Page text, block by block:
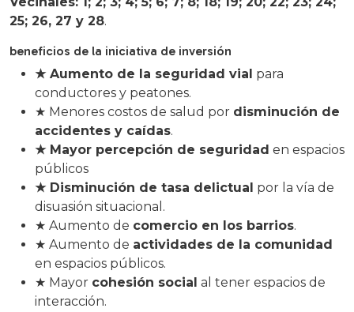
25; 26, 27 y 28.
beneficios de la iniciativa de inversión
★ Aumento de la seguridad vial para
conductores y peatones.
★ Menores costos de salud por disminución de
accidentes y caídas.
★ Mayor percepción de seguridad en espacios
públicos
★ Disminución de tasa delictual por la vía de
disuasión situacional.
★ Aumento de comercio en los barrios.
★ Aumento de actividades de la comunidad
en espacios públicos.
★ Mayor cohesión social al tener espacios de
interacción.